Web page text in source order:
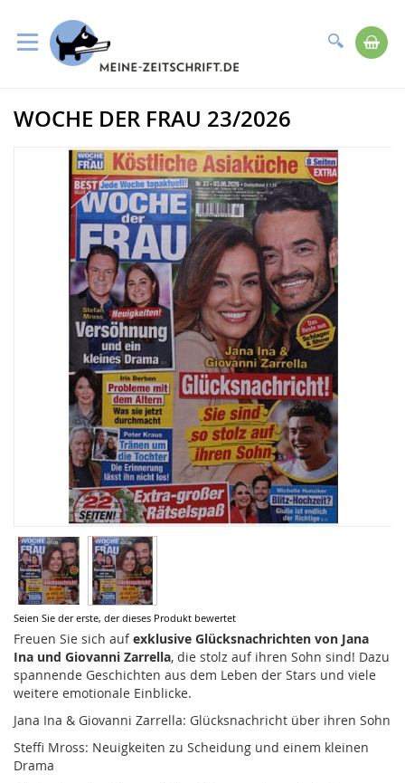
Suche
zum
Inhalt
Seien Sie der erste, der dieses Produkt bewertet
Freuen Sie sich aufexklusive Glücksnachrichten von Jana
Ina und Giovanni Zarrella, die stolz auf ihren Sohn sind! Dazu
spannende Geschichten aus dem Leben der Stars und viele
weitere emotionale Einblicke.
Jana Ina & Giovanni Zarrella: Glücksnachricht über ihren Sohn
Steffi Mross: Neuigkeiten zu Scheidung und einem kleinen
Drama
Zum
Bildergalerie
WOCHE DER FRAU 23/2026
Zum
Anfang
der
Bildergalerie
springen